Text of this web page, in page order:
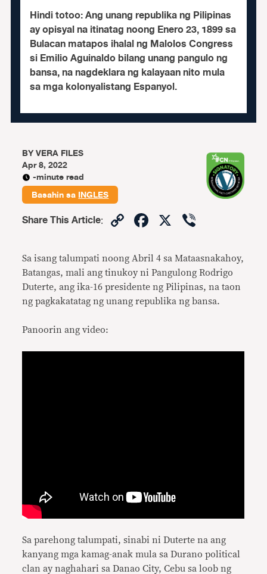
Hindi totoo:Ang unang republika ng Pilipinas
ay opisyal na itinatag noong Enero 23, 1899 sa
Bulacan matapos ihalal ng Malolos Congress
si Emilio Aguinaldo bilang unang pangulo ng
bansa, na nagdeklara ng kalayaan nito mula
sa mga kolonyalistang Espanyol.
BYVERA FILES
Apr 8, 2022
-minute read
Basahin saINGLES
Share This Article: CopyFacebook
X
Sa isang talumpati noong Abril 4 sa Mataasnakahoy,
Batangas, mali ang tinukoy ni Pangulong Rodrigo
Duterte, ang ika-16 presidente ng Pilipinas, na taon
ng pagkakatatag ng unang republika ng bansa.
Panoorin ang video:
Sa parehong talumpati, sinabi ni Duterte na ang
kanyang mga kamag-anak mula sa Durano political
clan ay naghahari sa Danao City, Cebu sa loob ng